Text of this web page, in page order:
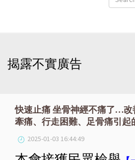
揭露不實廣告
快速止痛 坐骨神經不痛了…改
牽痛、行走困難、足骨痛引起
2025-01-03 16:44:49